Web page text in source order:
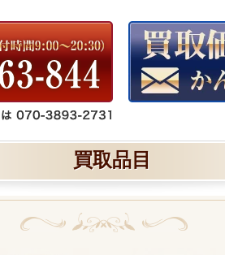
買取品目